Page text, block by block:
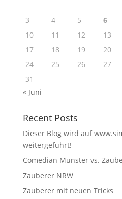
3
4 5 6
10
11 12 13
17
18 19 20
24
25 26 27
31
« Juni
Recent Posts
Dieser Blog wird auf
weitergeführt!
Comedian Münster vs.
Zauberer NRW
Zauberer mit neuen Tricks